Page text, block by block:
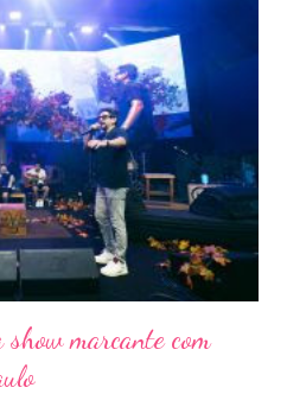
marcante com